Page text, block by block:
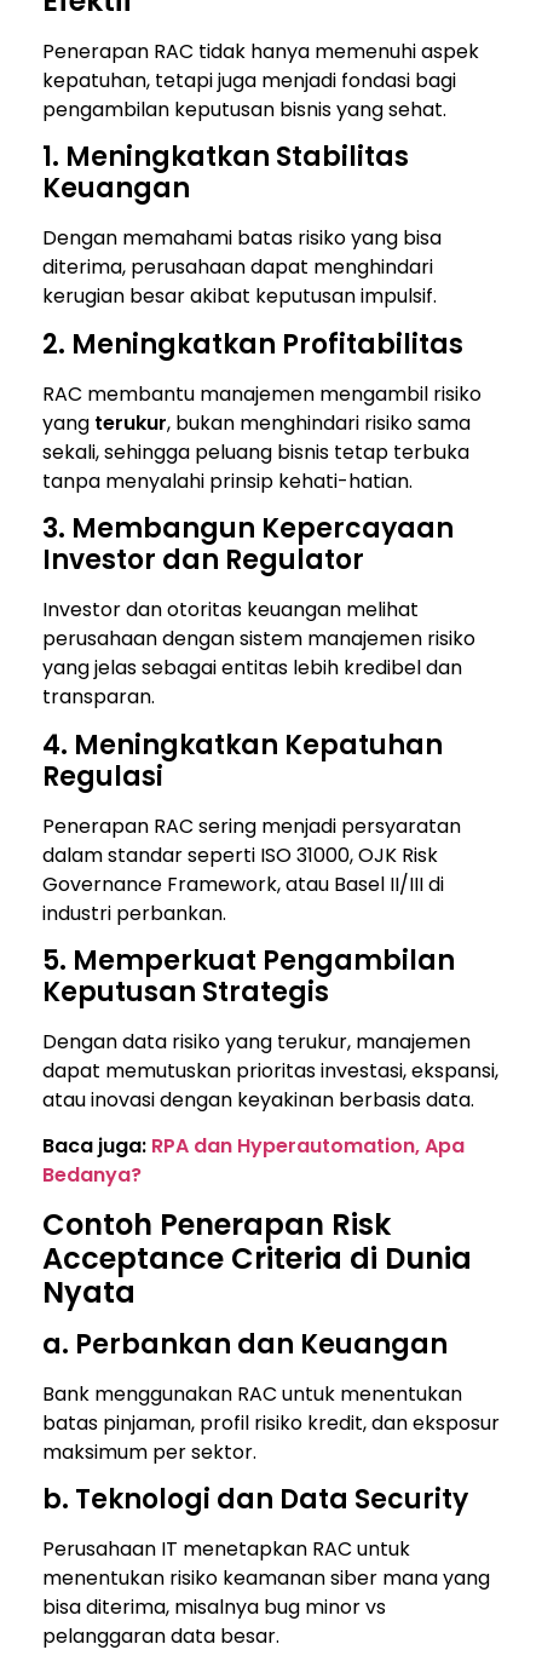
Penerapan RAC tidak hanya memenuhi aspek
kepatuhan, tetapi juga menjadi fondasi bagi
pengambilan keputusan bisnis yang sehat.
1. Meningkatkan Stabilitas
Keuangan
Dengan memahami batas risiko yang bisa
diterima, perusahaan dapat menghindari
kerugian besar akibat keputusan impulsif.
2. Meningkatkan Profitabilitas
RAC membantu manajemen mengambil risiko
yang terukur, bukan menghindari risiko sama
sekali, sehingga peluang bisnis tetap terbuka
tanpa menyalahi prinsip kehati-hatian.
3. Membangun Kepercayaan
Investor dan Regulator
Investor dan otoritas keuangan melihat
perusahaan dengan sistem manajemen risiko
yang jelas sebagai entitas lebih kredibel dan
transparan.
4. Meningkatkan Kepatuhan
Regulasi
Penerapan RAC sering menjadi persyaratan
dalam standar seperti ISO 31000, OJK Risk
Governance Framework, atau Basel II/III di
industri perbankan.
5. Memperkuat Pengambilan
Keputusan Strategis
Dengan data risiko yang terukur, manajemen
dapat memutuskan prioritas investasi, ekspansi,
atau inovasi dengan keyakinan berbasis data.
Baca juga: RPA dan Hyperautomation, Apa
Bedanya?
Contoh Penerapan Risk
Acceptance Criteria di Dunia
Nyata
a. Perbankan dan Keuangan
Bank menggunakan RAC untuk menentukan
batas pinjaman, profil risiko kredit, dan eksposur
maksimum per sektor.
b. Teknologi dan Data Security
Perusahaan IT menetapkan RAC untuk
menentukan risiko keamanan siber mana yang
bisa diterima, misalnya bug minor vs
pelanggaran data besar.